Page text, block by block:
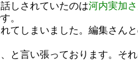
しされていたのは河内実加
。
てしまいました。編集さん
と言い張っております。それ